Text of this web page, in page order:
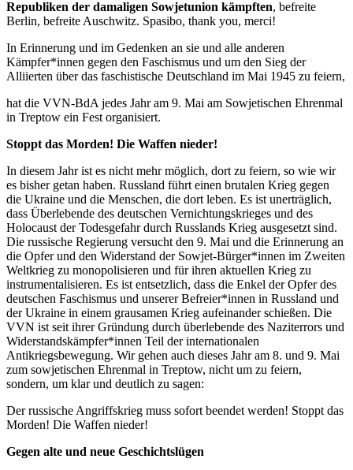
Republiken der damaligen Sowjetunion kämpften, befreite
Berlin, befreite Auschwitz. Spasibo, thank you, merci!
In Erinnerung und im Gedenken an sie und alle anderen
Kämpfer*innen gegen den Faschismus und um den Sieg der
Alliierten über das faschistische Deutschland im Mai 1945 zu feiern,
hat die VVN-BdA jedes Jahr am 9. Mai am Sowjetischen Ehrenmal
in Treptow ein Fest organisiert.
Stoppt das Morden! Die Waffen nieder!
In diesem Jahr ist es nicht mehr möglich, dort zu feiern, so wie wir
es bisher getan haben. Russland führt einen brutalen Krieg gegen
die Ukraine und die Menschen, die dort leben. Es ist unerträglich,
dass Überlebende des deutschen Vernichtungskrieges und des
Holocaust der Todesgefahr durch Russlands Krieg ausgesetzt sind.
Die russische Regierung versucht den 9. Mai und die Erinnerung an
die Opfer und den Widerstand der Sowjet-Bürger*innen im Zweiten
Weltkrieg zu monopolisieren und für ihren aktuellen Krieg zu
instrumentalisieren. Es ist entsetzlich, dass die Enkel der Opfer des
deutschen Faschismus und unserer Befreier*innen in Russland und
der Ukraine in einem grausamen Krieg aufeinander schießen. Die
VVN ist seit ihrer Gründung durch überlebende des Naziterrors und
Widerstandskämpfer*innen Teil der internationalen
Antikriegsbewegung. Wir gehen auch dieses Jahr am 8. und 9. Mai
zum sowjetischen Ehrenmal in Treptow, nicht um zu feiern,
sondern, um klar und deutlich zu sagen:
Der russische Angriffskrieg muss sofort beendet werden! Stoppt das
Morden! Die Waffen nieder!
Gegen alte und neue Geschichtslügen